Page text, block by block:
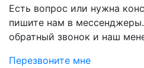
Есть вопрос или нужна
пишите нам в
обратный звонок и наш
Перезвоните мне